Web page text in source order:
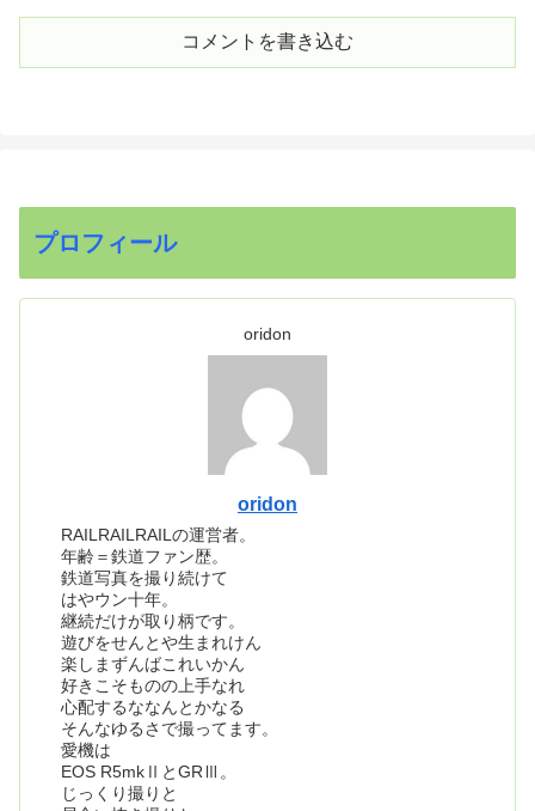
コメントを書き込む
プロフィール
oridon
oridon
RAILRAILRAILの運営者。
年齢＝鉄道ファン歴。
鉄道写真を撮り続けて
はやウン十年。
継続だけが取り柄です。
遊びをせんとや生まれけん
楽しまずんばこれいかん
好きこそものの上手なれ
心配するななんとかなる
そんなゆるさで撮ってます。
愛機は
EOS R5mkⅡとGRⅢ。
じっくり撮りと